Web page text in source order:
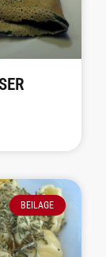
F
BEILAGE